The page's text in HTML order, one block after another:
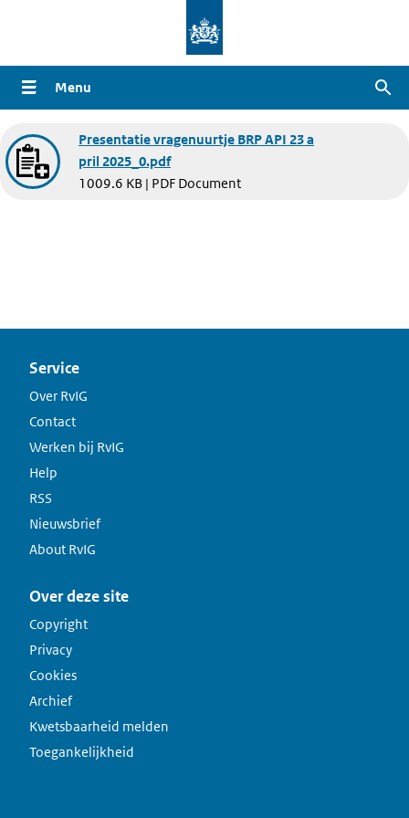
naar
de
gaan
Menu
Document
Presentatie vragenuurtje BRP API 23 a
pril 2025_0.pdf
1009.6 KB | PDF Document
Service
Over RvIG
Contact
Werken bij RvIG
Help
RSS
Nieuwsbrief
About RvIG
Over deze site
Copyright
Privacy
Cookies
Archief
Kwetsbaarheid melden
Toegankelijkheid